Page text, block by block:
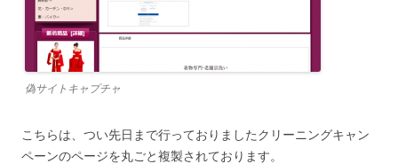
偽サイトキャプチャ
こちらは、つい先日まで行っておりましたクリーニングキャン
ペーンのページを丸ごと複製されております。